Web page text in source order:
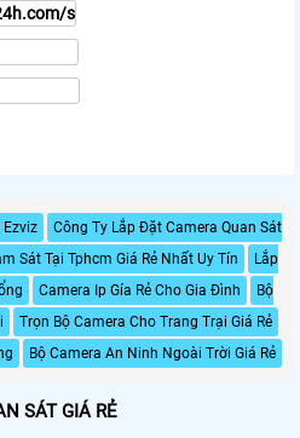
Ezviz
Công Ty Lắp Đặt Camera Quan Sát
Sát Tại Tphcm Giá Rẻ Nhất Uy Tín
Lắp
Camera Ip Gía Rẻ Cho Gia Đình
Bộ
Trọn Bộ Camera Cho Trang Trại Giá Rẻ
Bộ Camera An Ninh Ngoài Trời Giá Rẻ
SÁT GIÁ RẺ